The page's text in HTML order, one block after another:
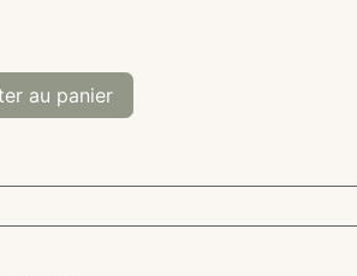
au panier